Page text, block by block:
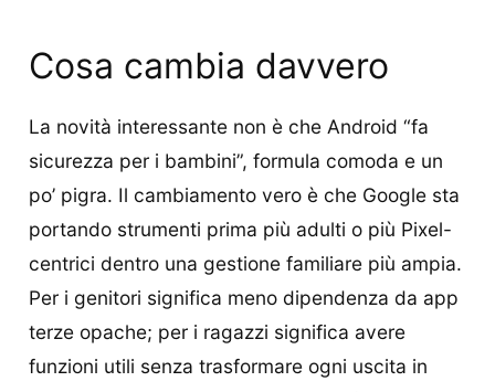
Cosa cambia davvero
La novità interessante non è che Android “fa
sicurezza per i bambini”, formula comoda e un
po’ pigra. Il cambiamento vero è che Google sta
portando strumenti prima più adulti o più Pixel-
centrici dentro una gestione familiare più ampia.
Per i genitori significa meno dipendenza da app
terze opache; per i ragazzi significa avere
funzioni utili senza trasformare ogni uscita in